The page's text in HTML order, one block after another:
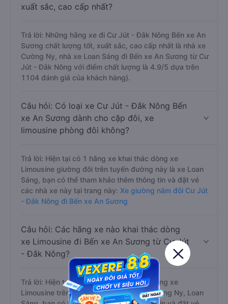
xuất sắc, cao cấp nhất?
Trả lời: Những hãng xe đi Cư Jút - Đắk Nông Bến xe An
Sương chất lượng tốt, xuất sắc, cao cấp nhất là nhà xe
Cường Ny, nhà xe Loan Sáng đi Bến xe An Sương từ Cư
Jút - Đắk Nông với điểm chất lượng là 4.9/5 dựa trên
1104 đánh giá của khách hàng).
Câu hỏi: Có loại xe Cư Jút - Đắk Nông Bến
xe An Sương dành cho cặp đôi, xe
limousine phòng đôi không?
Trả lời: Hiện tại có 1 hãng xe khai thác dòng xe
Limousine giường đôi trên tuyến đường này là xe Loan
Sáng, bạn có thể tham khảo thêm thông tin và đặt vé
các nhà xe này tại trang này: Xe giường nằm đôi Cư Jút
- Đắk Nông đi Bến xe An Sương
Câu hỏi: Các hãng xe nào khai thác dòng
xe Limousine đi Bến xe An Sương từ Cư Jút
- Đắk Nông?
Trả lời: Hiện tại có 2 hãng xe khai thác dòng xe
Limousine trên tuyến đường này là xe Cường Ny, Loan